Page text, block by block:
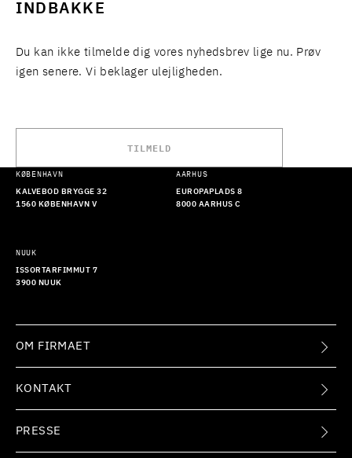
INDBAKKE
Du kan ikke tilmelde dig vores nyhedsbrev lige nu. Prøv
igen senere. Vi beklager ulejligheden.
TILMELD
KØBENHAVN
KALVEBOD BRYGGE 32
1560 KØBENHAVN V
AARHUS
EUROPAPLADS 8
8000 AARHUS C
NUUK
ISSORTARFIMMUT 7
3900 NUUK
OM FIRMAET
KONTAKT
PRESSE